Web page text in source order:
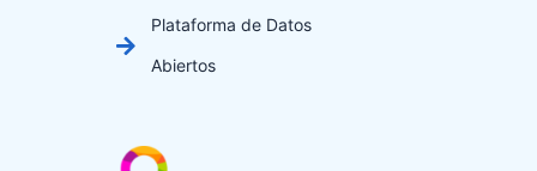
Plataforma de Datos
Abiertos